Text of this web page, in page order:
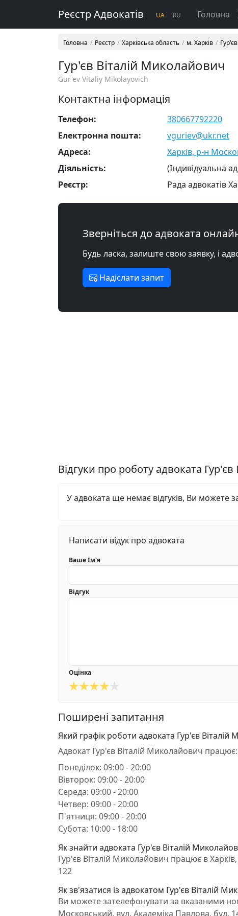
Реєстр Адвокатів UA RU Головна
Головна Реєстр Харківська область м. Харків
Гур'єв Віталій Миколайович
Gur'ev Vitaliy Mikolayovich
Контактна інформація
Телефон:
380667792220
Електронна пошта:
vguriev@ukr.net
Адреса:
Харків, р-н
Діяльність:
(Індивідуальна
Реєстр:
Рада адвокатів
Зверніться до адвоката
Будь ласка, залиште свою заявку, і
Надіслати запит
Відгуки про роботу адвоката
У адвоката ще немає відгуків, Ви можете
Написати відук про адвоката
Ваше Ім'я
Відгук
Оцінка
Поширені запитання
Який графік роботи адвоката Гур'єв Віталій
Адвокат Гур'єв Віталій Миколайович працює:
Понеділок: 09:00 - 20:00
Вівторок: 09:00 - 20:00
Середа: 09:00 - 20:00
Четвер: 09:00 - 20:00
П'ятниця: 09:00 - 20:00
Субота: 10:00 - 18:00
Як знайти адвоката Гур'єв Віталій
Гур'єв Віталій Миколайович працює в
122
Як зв'язатися із адвокатом Гур'єв Віталій
Ви можете зателефонувати за вказаними
Московський, вул. Академіка Павлова, буд.